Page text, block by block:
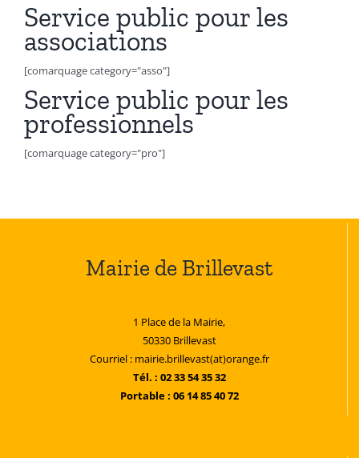
Service public pour les
associations
[comarquage category="asso"]
Service public pour les
professionnels
[comarquage category="pro"]
Mairie de Brillevast
1 Place de la Mairie,
50330 Brillevast
Courriel : mairie.brillevast(at)orange.fr
Tél. : 02 33 54 35 32
Portable : 06 14 85 40 72